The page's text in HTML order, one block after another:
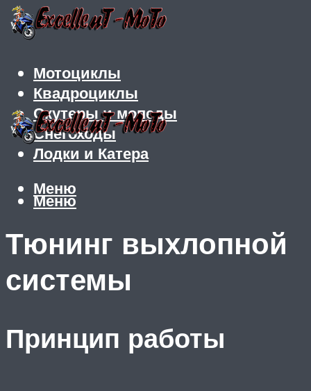
Мотоциклы
Квадроциклы
Скутеры и мопеды
Снегоходы
Лодки и Катера
Меню
Меню
Тюнинг выхлопной
системы
Принцип работы